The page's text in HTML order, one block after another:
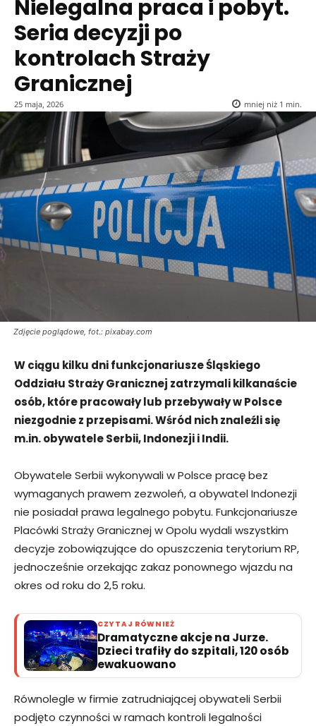
Nielegalna praca i pobyt.
Seria decyzji po
kontrolach Straży
Granicznej
25 maja, 2026 mniej niż 1 min.
Zdjęcie poglądowe, fot.: pixabay.com
W ciągu kilku dni funkcjonariusze Śląskiego
Oddziału Straży Granicznej zatrzymali kilkanaście
osób, które pracowały lub przebywały w Polsce
niezgodnie z przepisami. Wśród nich znaleźli się
m.in. obywatele Serbii, Indonezji i Indii.
Obywatele Serbii wykonywali w Polsce pracę bez
wymaganych prawem zezwoleń, a obywatel Indonezji
nie posiadał prawa legalnego pobytu. Funkcjonariusze
Placówki Straży Granicznej w Opolu wydali wszystkim
decyzje zobowiązujące do opuszczenia terytorium RP,
jednocześnie orzekając zakaz ponownego wjazdu na
okres od roku do 2,5 roku.
CZYTAJ RÓWNIEŻ
Dramatyczne akcje na Jurze.
Dzieci trafiły do szpitali, 120 osób
ewakuowano
Równolegle w firmie zatrudniającej obywateli Serbii
podjęto czynności w ramach kontroli legalności